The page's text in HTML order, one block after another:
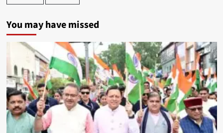
You may have missed